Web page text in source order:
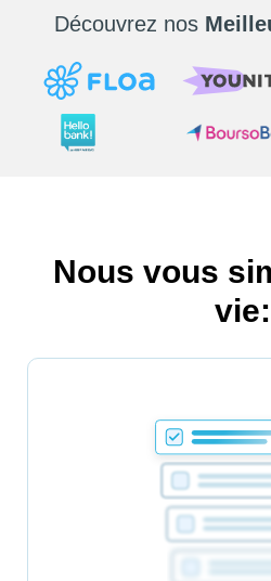
Découvrez nos
Nous vous
vie: